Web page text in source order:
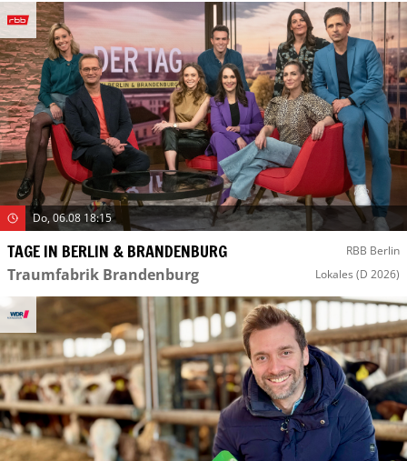
Do, 06.08 18:15
TAGE IN BERLIN & BRANDENBURG RBB Berlin
Traumfabrik Brandenburg Lokales (D 2026)